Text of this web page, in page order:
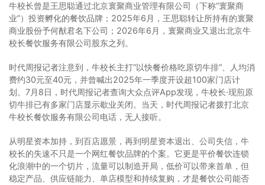
牛校长曾是王思聪通过北京寰聚商业管理有限公司（下称“寰聚商
业”）投资孵化的餐饮品牌；2025年6月，王思聪转让所持有的寰聚
商业股份予何猷君名下公司；2026年6月，寰聚商业又退出北京牛
校长餐饮服务有限公司股东之列。
时代周报记者注意到，牛校长主打“以快餐价格吃原切牛排”、人均消
费约30元至40元，并曾喊出2025年一季度开设超100家门店计
划。7月8日，时代周报记者查询大众点评App发现，牛校长·现煎原
切牛排已有多家门店显示歇业关闭。当天，时代周报记者拨打北京
牛校长餐饮服务有限公司电话，无人接听。
从明星资本加持，到百店愿景，再到明星资本退出、公司失信，牛
校长的失速不只是一个网红餐饮品牌的个案。它更是平价餐饮连锁
化浪潮中的一个切片，流量可以制造开局，低价可以带来首单，但
稳定产品、供应链能力、单店模型和持续复购，才是餐饮公司能否